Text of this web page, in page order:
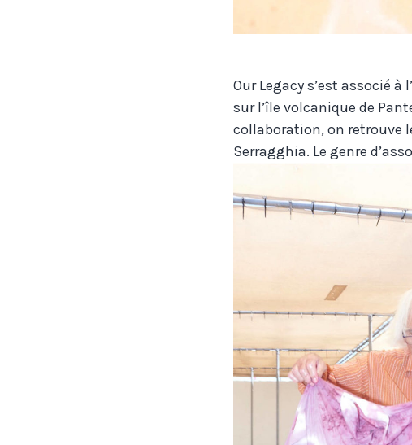
Our Legacy s’est associé
sur l’île volcanique de
collaboration, on retrouve
Serragghia. Le genre